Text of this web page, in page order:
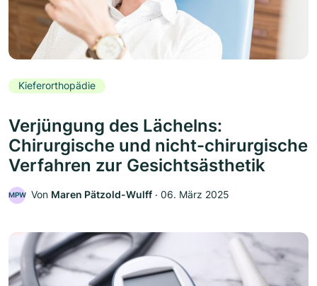
Kieferorthopädie
Verjüngung des Lächelns:
Chirurgische und nicht-chirurgische
Verfahren zur Gesichtsästhetik
MPW Von Maren Pätzold-Wulff ‧ 06. März 2025